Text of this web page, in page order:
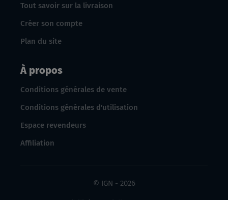
Tout savoir sur la livraison
Créer son compte
Plan du site
À propos
Conditions générales de vente
Conditions générales d'utilisation
Espace revendeurs
Affiliation
© IGN - 2026